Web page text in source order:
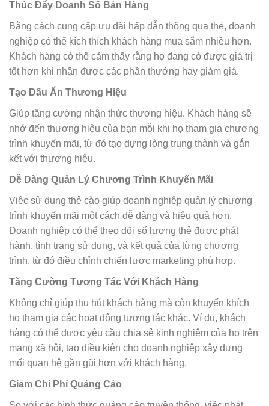
Thúc Đẩy Doanh Số Bán Hàng
Bằng cách cung cấp ưu đãi hấp dẫn thông qua thẻ, doanh
nghiệp có thể kích thích khách hàng mua sắm nhiều hơn.
Khách hàng có thể cảm thấy rằng họ đang có được giá trị
tốt hơn khi nhận được các phần thưởng hay giảm giá.
Tạo Dấu Ấn Thương Hiệu
Giúp tăng cường nhận thức thương hiệu. Khách hàng sẽ
nhớ đến thương hiệu của bạn mỗi khi họ tham gia chương
trình khuyến mãi, từ đó tạo dựng lòng trung thành và gắn
kết với thương hiệu.
Dễ Dàng Quản Lý Chương Trình Khuyến Mãi
Việc sử dụng thẻ cào giúp doanh nghiệp quản lý chương
trình khuyến mãi một cách dễ dàng và hiệu quả hơn.
Doanh nghiệp có thể theo dõi số lượng thẻ được phát
hành, tình trạng sử dụng, và kết quả của từng chương
trình, từ đó điều chỉnh chiến lược marketing phù hợp.
Tăng Cường Tương Tác Với Khách Hàng
Không chỉ giúp thu hút khách hàng mà còn khuyến khích
họ tham gia các hoạt động tương tác khác. Ví dụ, khách
hàng có thể được yêu cầu chia sẻ kinh nghiệm của họ trên
mạng xã hội, tạo điều kiện cho doanh nghiệp xây dựng
mối quan hệ gần gũi hơn với khách hàng.
Giảm Chi Phí Quảng Cáo